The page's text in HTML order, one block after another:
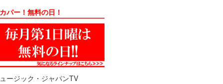
パー！無料の日！
ージック・ジャパンTV